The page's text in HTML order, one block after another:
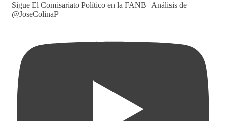
Sigue El Comisariato Político en la FANB | Análisis de
@JoseColinaP